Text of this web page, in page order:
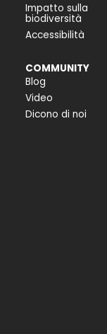
Impatto sulla
biodiversità
Accessibilità
COMMUNITY
Blog
Video
Dicono di noi